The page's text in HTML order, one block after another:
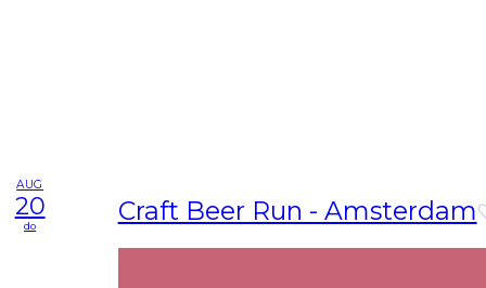
AUG
20
do Craft Beer Run - Amsterdam